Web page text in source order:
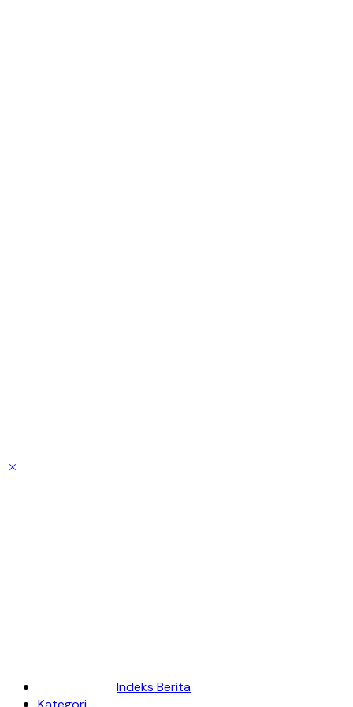
Indeks Berita